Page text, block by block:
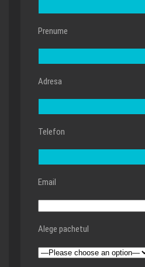
Prenume
Adresa
Telefon
Email
Alege pachetul